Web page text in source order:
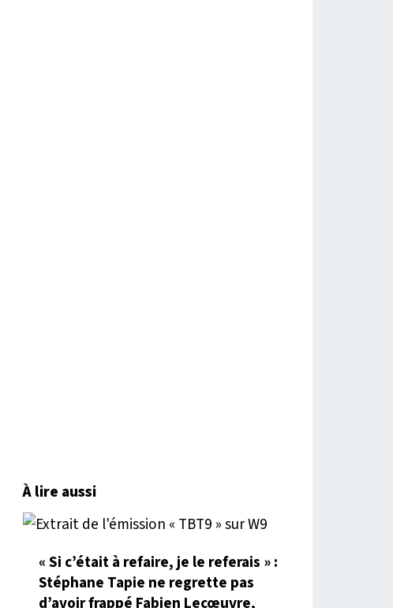
À lire aussi
« Si c’était à refaire, je le referais » :
Stéphane Tapie ne regrette pas
d’avoir frappé Fabien Lecœuvre,